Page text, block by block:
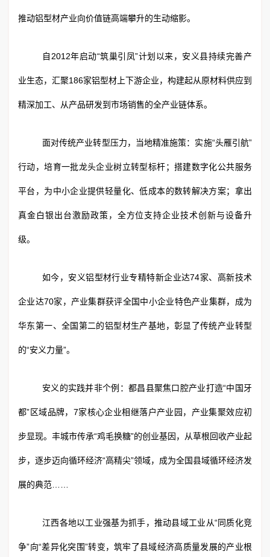
推动铝型材产业向价值链高端攀升的生动缩影。
自2012年启动“筑巢引凤”计划以来，安义县持续完善产
业生态，汇聚186家铝型材上下游企业，构建起从原材料供应到
精深加工、从产品研发到市场销售的全产业链体系。
面对传统产业转型压力，当地精准施策：实施“头雁引航”
行动，培育一批龙头企业树立转型标杆；搭建数字化公共服务
平台，为中小企业提供轻量化、低成本的数转解决方案；拿出
真金白银出台激励政策，全方位支持企业技术创新与设备升
级。
如今，安义铝型材行业专精特新企业达74家、高新技术
企业达70家，产业集群获评全国中小企业特色产业集群，成为
华东第一、全国第二的铝型材生产基地，彰显了传统产业转型
的“安义力量”。
安义的实践并非个例：都昌县聚焦口腔产业打造“中国牙
都”区域品牌，7家核心企业相继落户产业园，产业集聚效应初
步显现。丰城市传承“鸡毛换糖”的创业基因，从草根回收产业起
步，逐步迈向循环经济“高精尖”领域，成为全国县域循环经济发
展的典范……
江西各地以工业强基为抓手，推动县域工业从“同质化竞
争”向“差异化突围”转变，筑牢了县域经济高质量发展的产业根